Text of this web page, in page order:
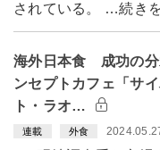
されている。 …続き
海外日本食 成功の分
ンセプトカフェ「サ
ト・ラオ…
連載 外食